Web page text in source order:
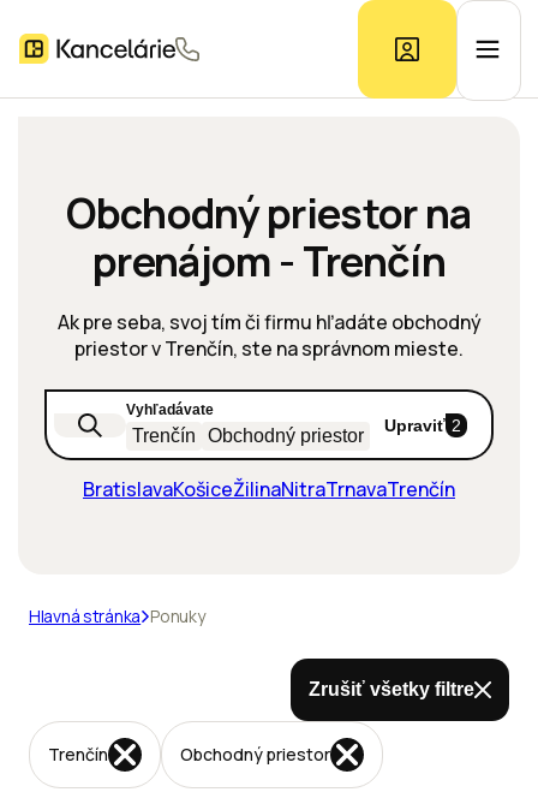
Prieskum trhu
Kontakt
Inzerát
Obchodný priestor na
prenájom - Trenčín
Ak pre seba, svoj tím či firmu hľadáte obchodný
priestor v Trenčín, ste na správnom mieste.
Vyhľadávate
Trenčín Obchodný priestor
Upraviť 2
BratislavaKošiceŽilinaNitraTrnavaTrenčín
Hlavná stránka Ponuky
Zrušiť všetky filtre
Trenčín Obchodný priestor